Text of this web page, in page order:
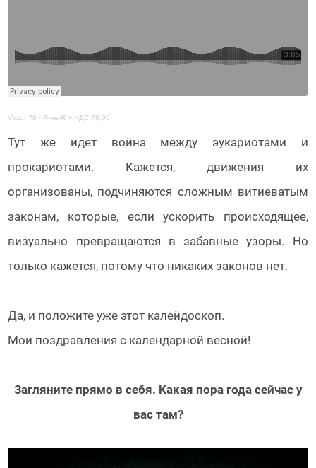
Victor 78 · Я-не-R + НДС 78,00
Тут же идет война между эукариотами и
прокариотами. Кажется, движения их
организованы, подчиняются сложным витиеватым
законам, которые, если ускорить происходящее,
визуально превращаются в забавные узоры. Но
только кажется, потому что никаких законов нет.
Да, и положите уже этот калейдоскоп.
Мои поздравления с календарной весной!
Загляните прямо в себя. Какая пора года сейчас у
вас там?